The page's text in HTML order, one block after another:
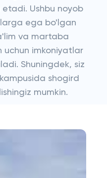
Ushbu noyob
ega bo'lgan
va martaba
uchun imkoniyatlar
Shuningdek, siz
shogird
mumkin.